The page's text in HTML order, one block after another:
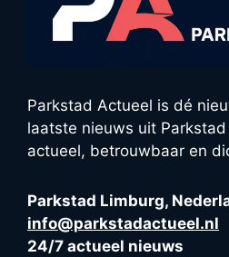
Parkstad Actueel is dé
laatste nieuws uit
actueel, betrouwbaar en
Parkstad Limburg,
info@parkstadactueel.nl
24/7 actueel nieuws